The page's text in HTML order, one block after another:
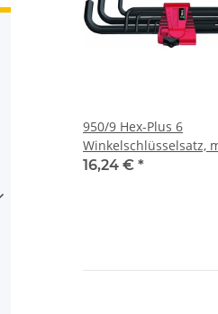
950/9 Hex-Plus 6
Winkelschlüsselsatz,
BlackLaser, 9-teilig
16,24 € *